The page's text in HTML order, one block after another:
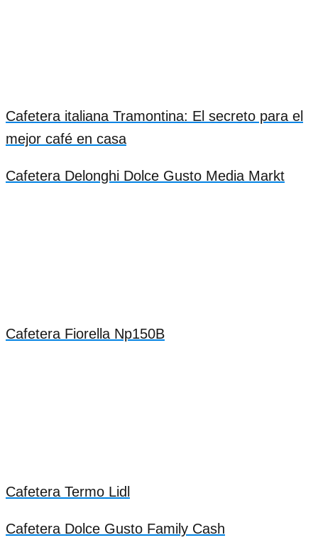
Cafetera italiana Tramontina: El secreto para el
mejor café en casa
Cafetera Delonghi Dolce Gusto Media Markt
Cafetera Fiorella Np150B
Cafetera Termo Lidl
Cafetera Dolce Gusto Family Cash